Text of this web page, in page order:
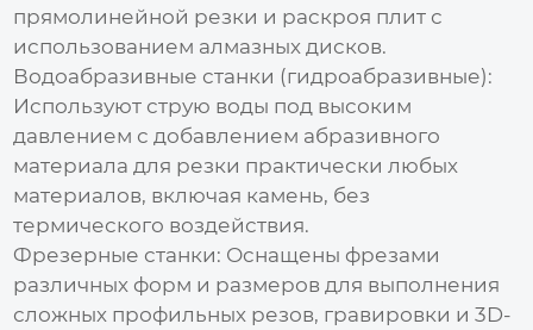
прямолинейной резки и раскроя плит с
использованием алмазных дисков.
Водоабразивные станки (гидроабразивные):
Используют струю воды под высоким
давлением с добавлением абразивного
материала для резки практически любых
материалов, включая камень, без
термического воздействия.
Фрезерные станки: Оснащены фрезами
различных форм и размеров для выполнения
сложных профильных резов, гравировки и 3D-